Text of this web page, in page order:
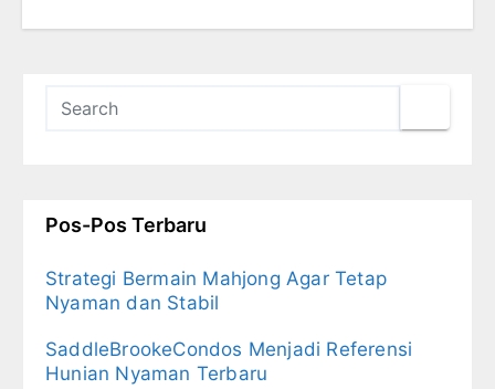
Pos-Pos Terbaru
Strategi Bermain Mahjong Agar Tetap
Nyaman dan Stabil
SaddleBrookeCondos Menjadi Referensi
Hunian Nyaman Terbaru